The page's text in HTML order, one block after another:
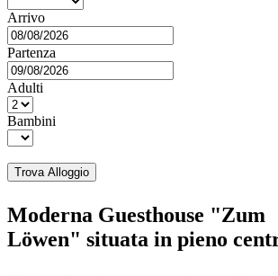
Arrivo
Partenza
Adulti
Bambini
Trova Alloggio
Moderna Guesthouse "Zum
Löwen" situata in pieno